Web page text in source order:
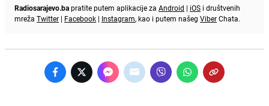
Radiosarajevo.bapratite putem aplikacije za Android | iOS i društvenih
mreža Twitter | Facebook | Instagram, kao i putem našeg ViberChata.